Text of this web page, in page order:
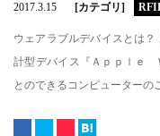
2017.3.15 [カテゴリ]
ウェアラブルデバイスとは
計型デバイス『Ａｐｐｌｅ
とのできるコンピューターの